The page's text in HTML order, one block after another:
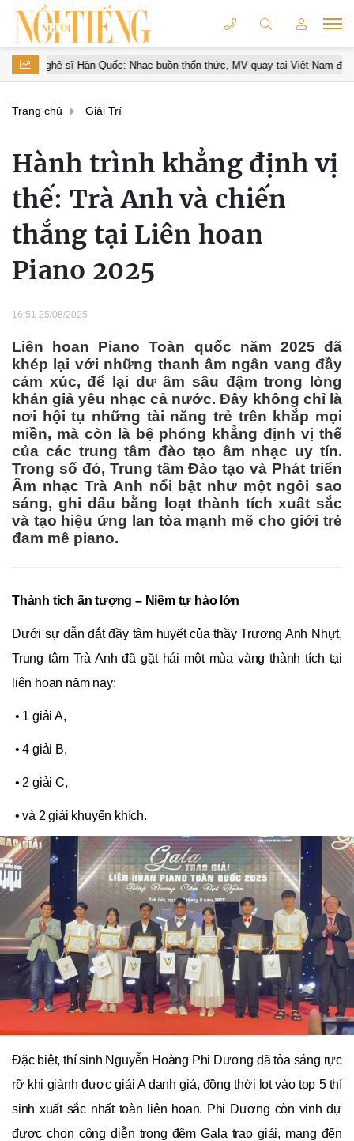
Nhạc buồn thổn thức, MV quay tại Việt Nam đẹp lãng mạn
Trang chủ Giải Trí
Hành trình khẳng định vị
thế: Trà Anh và chiến
thắng tại Liên hoan
Piano 2025
16:51 25/08/2025
Liên hoan Piano Toàn quốc năm 2025 đã
khép lại với những thanh âm ngân vang đầy
cảm xúc, để lại dư âm sâu đậm trong lòng
khán giả yêu nhạc cả nước. Đây không chỉ là
nơi hội tụ những tài năng trẻ trên khắp mọi
miền, mà còn là bệ phóng khẳng định vị thế
của các trung tâm đào tạo âm nhạc uy tín.
Trong số đó, Trung tâm Đào tạo và Phát triển
Âm nhạc Trà Anh nổi bật như một ngôi sao
sáng, ghi dấu bằng loạt thành tích xuất sắc
và tạo hiệu ứng lan tỏa mạnh mẽ cho giới trẻ
đam mê piano.
Thành tích ấn tượng – Niềm tự hào lớn
Dưới sự dẫn dắt đầy tâm huyết của thầy Trương Anh Nhựt,
Trung tâm Trà Anh đã gặt hái một mùa vàng thành tích tại
liên hoan năm nay:
• 1 giải A,
• 4 giải B,
• 2 giải C,
• và 2 giải khuyến khích.
Đặc biệt, thí sinh Nguyễn Hoàng Phi Dương đã tỏa sáng rực
rỡ khi giành được giải A danh giá, đồng thời lọt vào top 5 thí
sinh xuất sắc nhất toàn liên hoan. Phi Dương còn vinh dự
được chọn công diễn trong đêm Gala trao giải, mang đến